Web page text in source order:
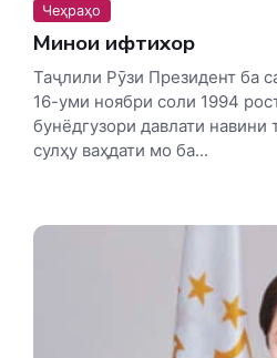
Чеҳраҳо
Минои ифтихор
Таҷлили Рӯзи Президент ба
16-уми ноябри соли 1994
бунёдгузори давлати
сулҳу ваҳдати мо ба...